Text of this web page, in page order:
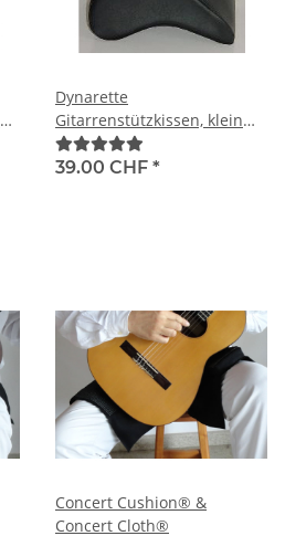
Dynarette
Gitarrenstützkissen, klein
(10cm)
39.00 CHF *
Concert Cushion® &
Concert Cloth®